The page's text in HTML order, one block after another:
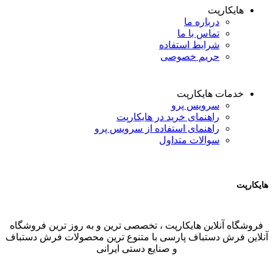
هایکارپت
درباره ما
تماس با ما
شرایط استفاده
حریم خصوصی
خدمات هایکارپت
سرویس پرو
راهنمای خرید در هایکارپت
راهنمای استفاده از سرویس پرو
سوالات متداول
هایکارپت
فروشگاه آنلاین هایکارپت ، تخصصی ترین و به روز ترین فروشگاه
آنلاین فرش دستباف پارسی با متنوع ترین محصولات فرش دستباف
و صنایع دستی ایرانی